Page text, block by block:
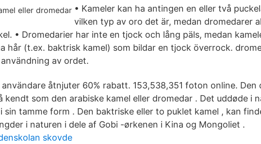
• Kameler kan ha antingen en eller två
vilken typ av oro det är, medan dromedarer
• Dromedarier har inte en tjock och lång päls, medan
hår (t.ex. baktrisk kamel) som bildar en tjock överrock.
av ordet.
användare åtnjuter 60% rabatt. 153,538,351 foton online. Den
kendt som den arabiske kamel eller dromedar . Det uddøde i
sin tamme form . Den baktriske eller to puklet kamel , kan
i naturen i dele af Gobi -ørkenen i Kina og Mongoliet .
skovde